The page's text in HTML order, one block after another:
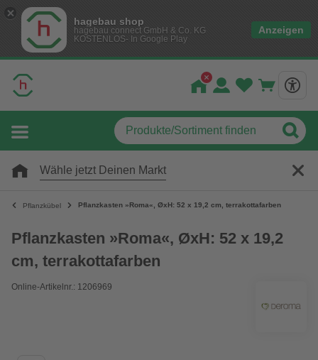
hagebau shop
hagebau connect GmbH & Co. KG
KOSTENLOS- In Google Play
Anzeigen
Wähle jetzt Deinen Markt
Pflanzkübel Pflanzkasten »Roma«, ØxH: 52 x 19,2 cm, terrakottafarben
Pflanzkasten »Roma«, ØxH: 52 x 19,2
cm, terrakottafarben
Online-Artikelnr.: 1206969